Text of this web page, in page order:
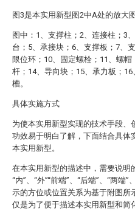
图3是本实用新型图2中A处的放大图
图中：1、支撑柱；2、连接柱；3
台；5、承接块；6、支撑板；7、
限位环；10、固定螺栓；11、螺
杆；14、导向块；15、承力板；
槽。
具体实施方式
为使本实用新型实现的技术手段、
功效易于明白了解，下面结合具体
本实用新型。
在本实用新型的描述中，需要说明
“内”、“外”“前端”、“后端”、“两端”
示的方位或位置关系为基于附图所
仅是为了便于描述本实用新型和简